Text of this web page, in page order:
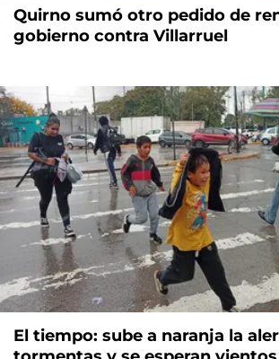
Quirno sumó otro pedido de
gobierno contra Villarruel
El tiempo: sube a naranja la